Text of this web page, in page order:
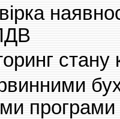
стану
програми